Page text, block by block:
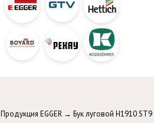
Продукция EGGER → Бук луговой H1910 ST9